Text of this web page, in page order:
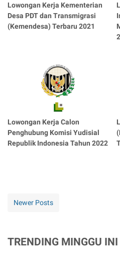
Lowongan Kerja Kementerian
Desa PDT dan Transmigrasi
(Kemendesa) Terbaru 2021
Lowongan Kerja Calon
Penghubung Komisi Yudisial
Republik Indonesia Tahun 2022
Newer Posts
TRENDING MINGGU INI